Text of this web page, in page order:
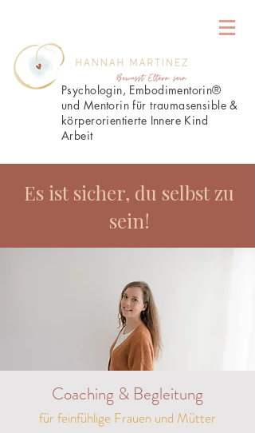
Psychologin, Embodimentorin®
und Mentorin für traumasensible &
körperorientierte Innere Kind
Arbeit
Es ist sicher, du selbst zu
sein!
Coaching & Begleitung
für feinfühlige Frauen und Mütter